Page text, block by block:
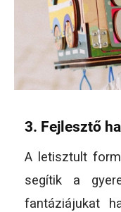
3. Fejlesztő
A letisztult
segítik a
fantáziájukat